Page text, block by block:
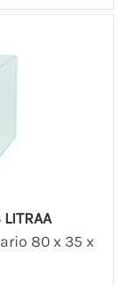
80 x 35 x